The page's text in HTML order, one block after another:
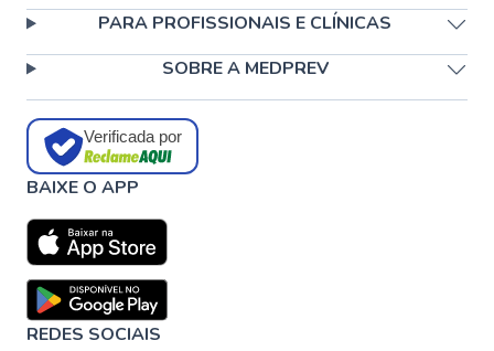
PARA PROFISSIONAIS E CLÍNICAS
SOBRE A MEDPREV
Verificada por
BAIXE O APP
REDES SOCIAIS